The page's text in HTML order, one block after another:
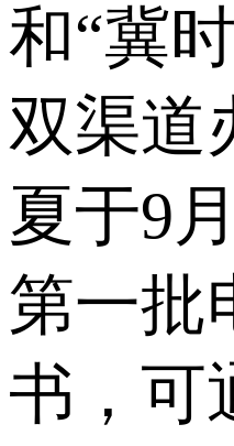
和“冀
双渠道
夏于9
第一批
书，可